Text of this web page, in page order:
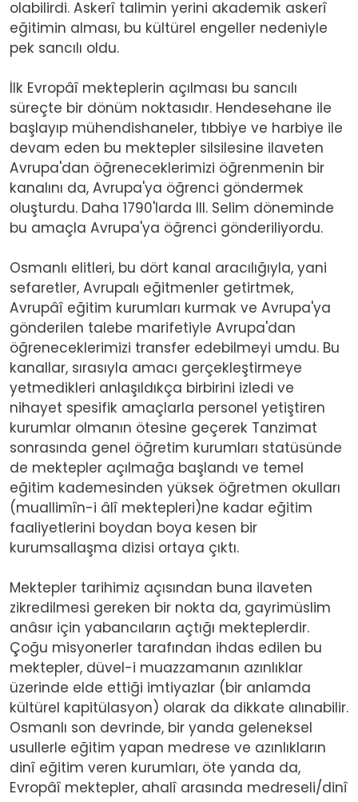
olabilirdi. Askerî talimin yerini akademik askerî
eğitimin alması, bu kültürel engeller nedeniyle
pek sancılı oldu.
İlk Evropâî mekteplerin açılması bu sancılı
süreçte bir dönüm noktasıdır. Hendesehane ile
başlayıp mühendishaneler, tıbbiye ve harbiye ile
devam eden bu mektepler silsilesine ilaveten
Avrupa'dan öğreneceklerimizi öğrenmenin bir
kanalını da, Avrupa'ya öğrenci göndermek
oluşturdu. Daha 1790'larda III. Selim döneminde
bu amaçla Avrupa'ya öğrenci gönderiliyordu.
Osmanlı elitleri, bu dört kanal aracılığıyla, yani
sefaretler, Avrupalı eğitmenler getirtmek,
Avrupâî eğitim kurumları kurmak ve Avrupa'ya
gönderilen talebe marifetiyle Avrupa'dan
öğreneceklerimizi transfer edebilmeyi umdu. Bu
kanallar, sırasıyla amacı gerçekleştirmeye
yetmedikleri anlaşıldıkça birbirini izledi ve
nihayet spesifik amaçlarla personel yetiştiren
kurumlar olmanın ötesine geçerek Tanzimat
sonrasında genel öğretim kurumları statüsünde
de mektepler açılmağa başlandı ve temel
eğitim kademesinden yüksek öğretmen okulları
(muallimîn-i âlî mektepleri)ne kadar eğitim
faaliyetlerini boydan boya kesen bir
kurumsallaşma dizisi ortaya çıktı.
Mektepler tarihimiz açısından buna ilaveten
zikredilmesi gereken bir nokta da, gayrimüslim
anâsır için yabancıların açtığı mekteplerdir.
Çoğu misyonerler tarafından ihdas edilen bu
mektepler, düvel-i muazzamanın azınlıklar
üzerinde elde ettiği imtiyazlar (bir anlamda
kültürel kapitülasyon) olarak da dikkate alınabilir.
Osmanlı son devrinde, bir yanda geleneksel
usullerle eğitim yapan medrese ve azınlıkların
dinî eğitim veren kurumları, öte yanda da,
Evropâî mektepler, ahalî arasında medreseli/dinî